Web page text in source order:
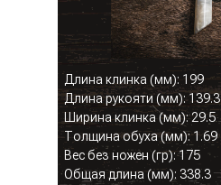
Длина клинка (мм): 199
Длина рукояти (мм): 139.3
Ширина клинка (мм): 29.5
Толщина обуха (мм): 1.69
Вес без ножен (гр): 175
Общая длина (мм): 338.3